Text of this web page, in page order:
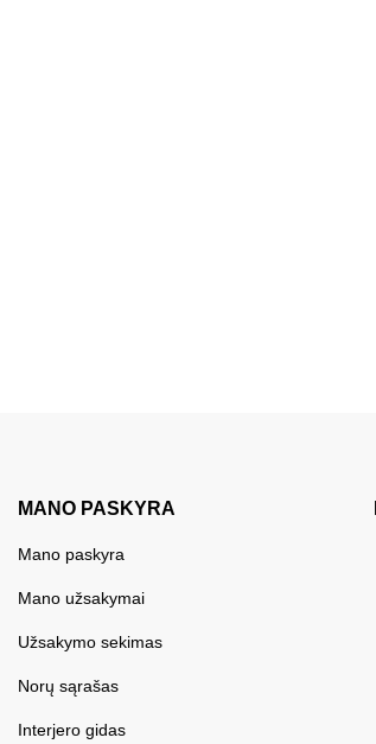
MANO PASKYRA
Mano paskyra
Mano užsakymai
Užsakymo sekimas
Norų sąrašas
Interjero gidas